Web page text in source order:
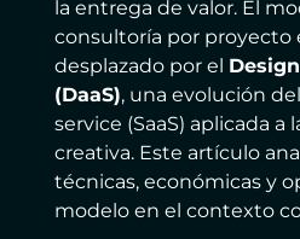
la entrega de valor. El
consultoría por proyecto
desplazado por el
(DaaS), una evolución
service (SaaS) aplicada a
creativa. Este artículo
técnicas, económicas y
modelo en el contexto